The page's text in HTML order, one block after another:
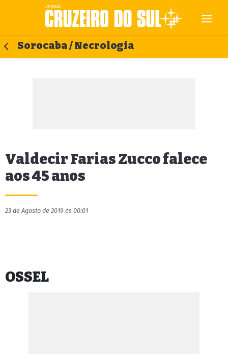
Sorocaba / Necrologia
Valdecir Farias Zucco falece
aos 45 anos
23 de Agosto de 2019 às 00:01
OSSEL